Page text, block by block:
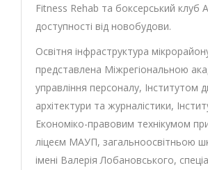
Fitness Rehab та боксерський клуб
доступності від новобудови.
Освітня інфраструктура
представлена ​​Міжрегіональною
управління персоналу, Інститутом
архітектури та журналістики,
Економіко-правовим технікумом
ліцеєм МАУП, загальноосвітньою
імені Валерія Лобановського,